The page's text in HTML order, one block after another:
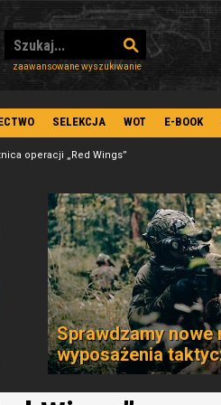
zaawansowane wyszukiwanie
SELEKCJA WOT E-BOOK
operacji „Red Wings”
Sprawdzamy nowe
wyposażenia